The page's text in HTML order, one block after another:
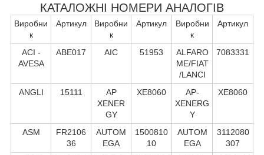
КАТАЛОЖНІ НОМЕРИ АНАЛОГІВ
Виробни
к
Артикул
Виробни
к
Артикул
Виробни
к
Артикул
ACI -
AVESA
ABE017 AIC 51953
ALFARO
ME/FIAT
/LANCI
7083331
ANGLI 15111
AP
XENER
GY
XE8060
AP-
XENERG
Y
XE8060
ASM
FR2106
36
AUTOM
EGA
1500810
10
AUTOM
EGA
3112080
307